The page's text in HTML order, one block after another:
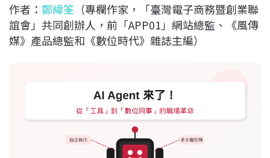
c
e
b
n
e
r
e
a
n
k
e
n
p
y
L
作者： 鄭緯筌 （專欄作家，「臺灣電子商務暨創業聯
誼會」共同創辦人，前「APP01」網站總監、《風傳
媒》產品總監和《數位時代》雜誌主編）